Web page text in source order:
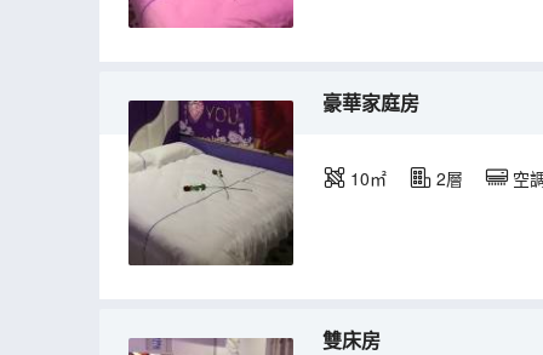
豪華家庭房
10㎡ 2層 空
雙床房